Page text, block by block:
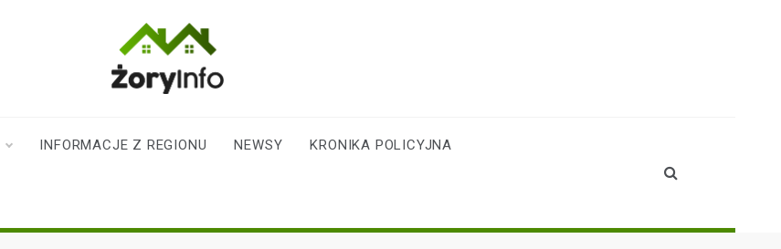
mieszkańców
Żor
INFORMACJE Z REGIONU NEWSY KRONIKA POLICYJNA